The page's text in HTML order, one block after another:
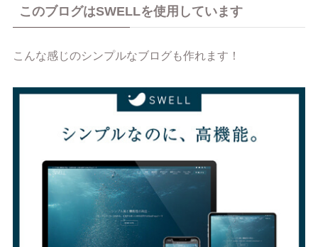
このブログはSWELLを使用しています
こんな感じのシンプルなブログも作れます！